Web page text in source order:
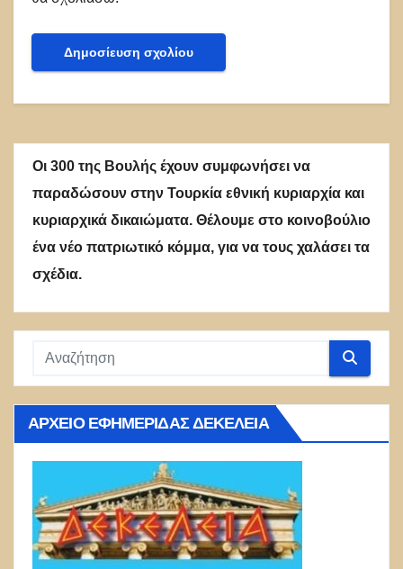
Οι 300 της Βουλής έχουν συμφωνήσει να
παραδώσουν στην Τουρκία εθνική κυριαρχία και
κυριαρχικά δικαιώματα. Θέλουμε στο κοινοβούλιο
ένα νέο πατριωτικό κόμμα, για να τους χαλάσει τα
σχέδια.
ΑΡΧΕΊΟ ΕΦΗΜΕΡΊΔΑΣ ΔΕΚΈΛΕΙΑ